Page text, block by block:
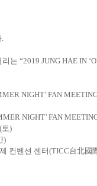
.
리는 “2019 JUNG HAE IN
NIGHT’ FAN
NIGHT’ FAN
(토)
)
컨벤션 센터(TICC台北國